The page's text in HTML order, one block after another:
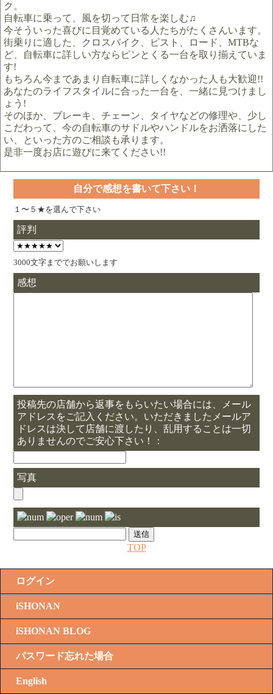
ク。
自転車に乗って、風を切って日常を楽しむ♫
今そういった喜びに目覚めている人たちがたくさんいます。
街乗りに適した、クロスバイク、ピスト、ロード、MTBな
ど、自転車に詳しい方ならピンとくる一台を取り揃えていま
す!
もちろん今まであまり自転車に詳しくなかった人も大歓迎!!
あなたのライフスタイルに合った一台を、一緒に見つけまし
ょう!
そのほか、ブレーキ、チェーン、タイヤなどの修理や、少し
こだわって、今の自転車のサドルやハンドルをお洒落にした
い、といった方のご相談も承ります。
是非一度お店に遊びに来てください!!
自分で感想を書いて下さい！
１〜５★を選んで下さい
評判
3000文字まででお願いします
感想
投稿先の店舗から返事をもらいたい場合には、メール
アドレスをご記入ください。いただきましたメールア
ドレスは決して店舗に渡したり、乱用することは一切
ありませんのでご安心下さい！：
写真
TOP
ログイン
iSHONAN
iSHONAN BLOG
パスワード忘れた場合
English